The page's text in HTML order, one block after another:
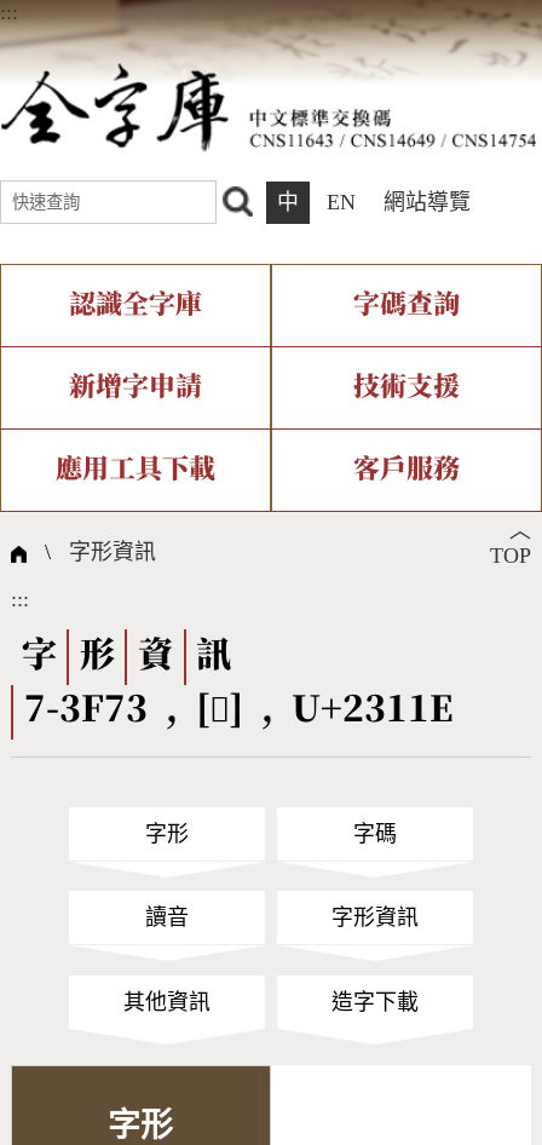
:::
中 EN 網站導覽
認識全字庫
全字庫介紹 全字庫現況
中文碼介紹 專有名詞介紹
國際字碼相關組織
字碼查詢
IDS查詢 部件查詢
複合查詢 注音查詢
筆畫查詢
筆順序查詢
CNS查詢 Unicode查詢
新增字申請
新字申請處理流程
技術支援
字形即時顯示 造字解決方案
全字庫授權 轉碼Web Service
應用工具下載
個人電腦造字處理工具
字形下載
客戶服務
問題集
熱門查詢統計
︿
TOP
\ 字形資訊
:::
字 形 資
訊
7-3F73 , [𣄞] , U+2311E
字形 字碼
讀音 字形資訊
其他資訊 造字下載
字形